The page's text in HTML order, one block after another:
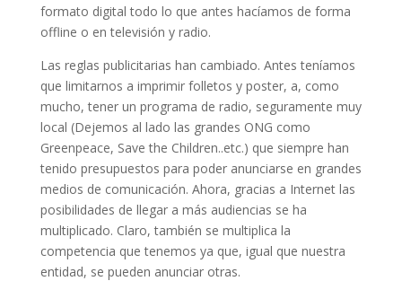
formato digital todo lo que antes hacíamos de forma
offline o en televisión y radio.
Las reglas publicitarias han cambiado. Antes teníamos
que limitarnos a imprimir folletos y poster, a, como
mucho, tener un programa de radio, seguramente muy
local (Dejemos al lado las grandes ONG como
Greenpeace, Save the Children..etc.) que siempre han
tenido presupuestos para poder anunciarse en grandes
medios de comunicación. Ahora, gracias a Internet las
posibilidades de llegar a más audiencias se ha
multiplicado. Claro, también se multiplica la
competencia que tenemos ya que, igual que nuestra
entidad, se pueden anunciar otras.